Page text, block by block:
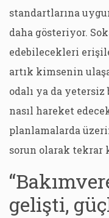
standartlarına
daha gösteriyor.
edebilecekleri
artık kimsenin
odalı ya da
nasıl hareket
planlamalarda
sorun olarak tekrar
gelişti,